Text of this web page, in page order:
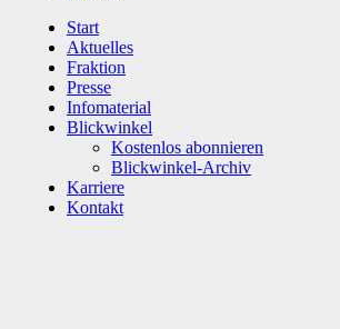
Start
Aktuelles
Fraktion
Presse
Infomaterial
Blickwinkel
Kostenlos abonnieren
Blickwinkel-Archiv
Karriere
Kontakt